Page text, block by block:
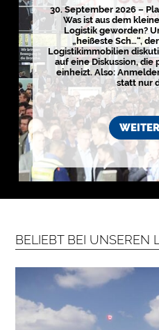
g
i
s
t
i
k
r
e
g
i
o
n
e
n
➔
e
a
e

D
e
k
30. September 2026 –
Was ist aus dem
Logistik geworden?
„heißeste Sch…“,
Logistikimmobilien
auf eine Diskussion, die
einheizt. Also:
statt nur
BELIEBT BEI UNSEREN